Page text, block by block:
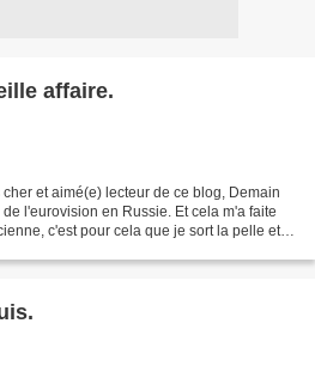
affaire.
et aimé(e) lecteur de ce blog, Demain
l'eurovision en Russie. Et cela m'a faite
c'est pour cela que je sort la pelle et je